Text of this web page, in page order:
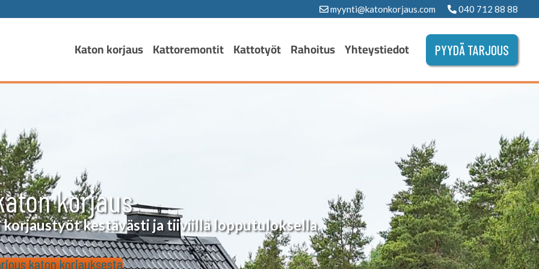
myynti@katonkorjaus.com 040 712 88 88
Katon korjaus Kattoremontit Kattotyöt Rahoitus Yhteystiedot PYYDÄ TARJOUS
korjaus
kestävästi ja tiiviillä lopputuloksella.
katon korjauksesta